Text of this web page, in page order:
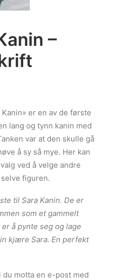
–
er en av de første
lang og tynn kanin med
var at den skulle gå
å sy så mye. Her kan
ved å velge andre
figuren.
til Sara Kanin. De er
som et gammelt
å pynte seg og lage
kjære Sara. En perfekt
motta en e-post med